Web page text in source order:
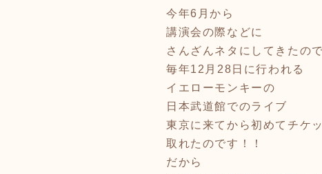
今年6月から
講演会の際などに
さんざんネタにしてきたの
毎年12月28日に行われる
イエローモンキーの
日本武道館でのライブ
東京に来てから初めてチケ
取れたのです！！
だから